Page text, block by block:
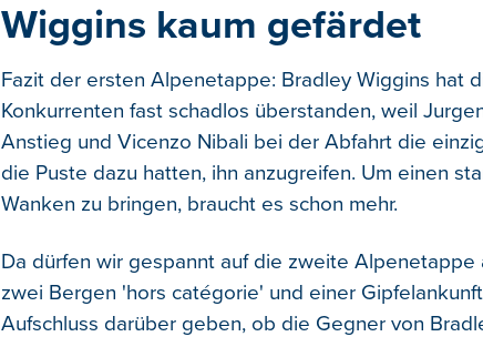
Wiggins kaum gefärdet
Fazit der ersten Alpenetappe: Bradley Wiggins hat
Konkurrenten fast schadlos überstanden, weil
Anstieg und Vicenzo Nibali bei der Abfahrt die
die Puste dazu hatten, ihn anzugreifen. Um einen
Wanken zu bringen, braucht es schon mehr.
Da dürfen wir gespannt auf die zweite Alpenetappe
zwei Bergen 'hors catégorie' und einer
Aufschluss darüber geben, ob die Gegner von